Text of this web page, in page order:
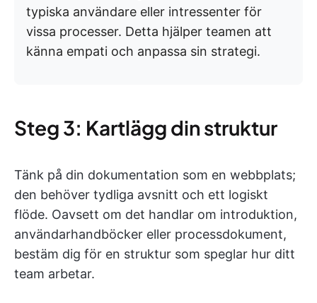
typiska användare eller intressenter för
vissa processer. Detta hjälper teamen att
känna empati och anpassa sin strategi.
Steg 3: Kartlägg din struktur
Tänk på din dokumentation som en webbplats;
den behöver tydliga avsnitt och ett logiskt
flöde. Oavsett om det handlar om introduktion,
användarhandböcker eller processdokument,
bestäm dig för en struktur som speglar hur ditt
team arbetar.